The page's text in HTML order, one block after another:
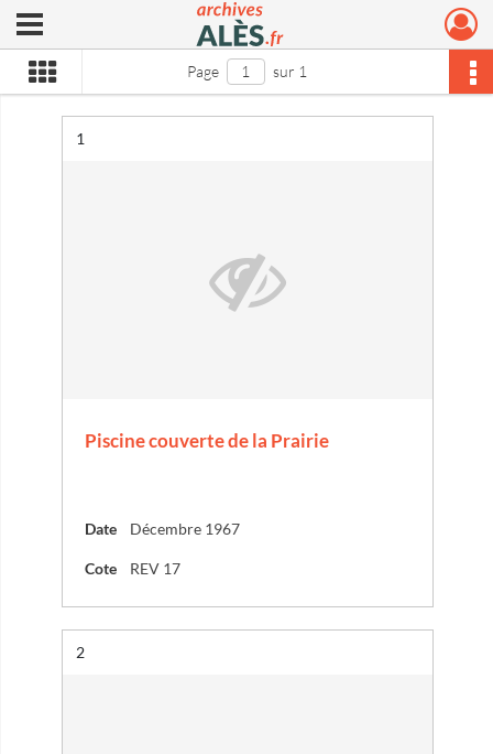
Archives municipales d'Alès
Ouvrir le menu déroulant
Page sur 1
Résultat n°
1
Piscine couverte de la Prairie
Date Décembre 1967
Cote REV 17
Résultat n°
2